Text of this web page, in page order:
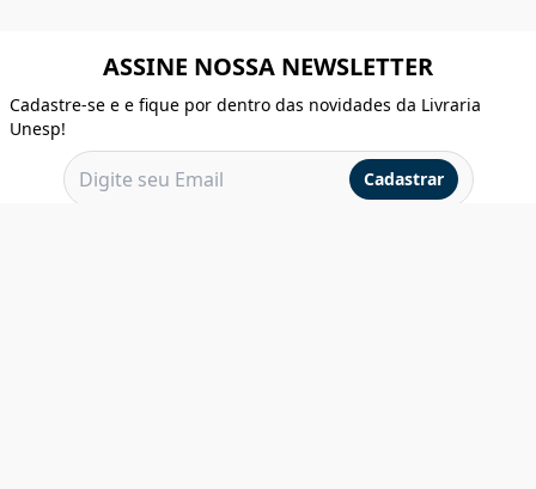
ASSINE NOSSA NEWSLETTER
Cadastre-se e e fique por dentro das novidades da Livraria
Unesp!
Cadastrar